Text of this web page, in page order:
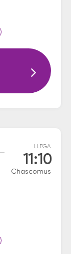
LLEGA
11:10
Chascomus